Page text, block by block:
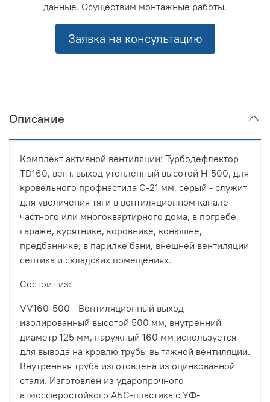
данные. Осуществим монтажные работы.
Заявка на консультацию
Описание
Комплект активной вентиляции: Турбодефлектор
TD160, вент. выход утепленный высотой Н-500, для
кровельного профнастила С-21 мм, серый - служит
для увеличения тяги в вентиляционном канале
частного или многоквартирного дома, в погребе,
гараже, курятнике, коровнике, конюшне,
предбаннике, в парилке бани, внешней вентиляции
септика и складских помещениях.
Состоит из:
VV160-500 - Вентиляционный выход
изолированный высотой 500 мм, внутренний
диаметр 125 мм, наружный 160 мм используется
для вывода на кровлю трубы вытяжной вентиляции.
Внутренняя труба изготовлена из оцинкованной
стали. Изготовлен из ударопрочного
атмосферостойкого АБС-пластика с УФ-